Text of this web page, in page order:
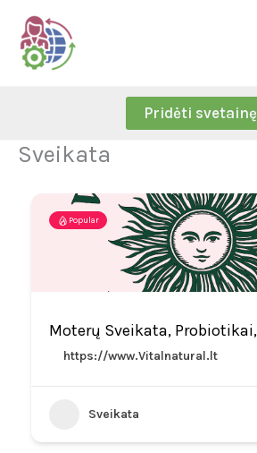
Skip
content
Pridėti svetainę
Sveikata
Popular
https://www.Vitalnatural.lt
Sveikata